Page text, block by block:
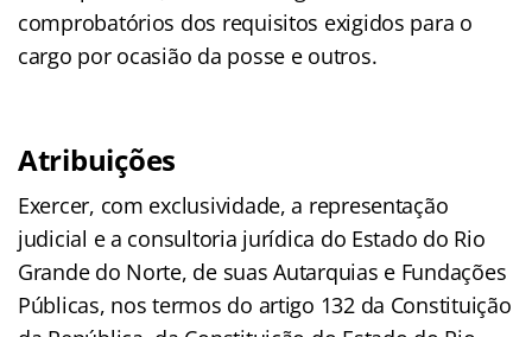
comprobatórios dos requisitos exigidos para o
cargo por ocasião da posse e outros.
Atribuições
Exercer, com exclusividade, a representação
judicial e a consultoria jurídica do Estado do Rio
Grande do Norte, de suas Autarquias e Fundações
Públicas, nos termos do artigo 132 da Constituição